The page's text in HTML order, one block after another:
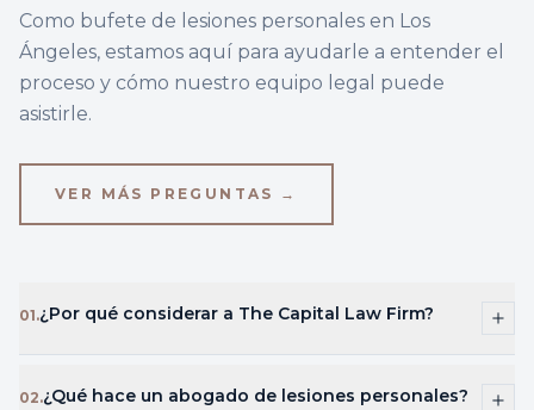
Como bufete de lesiones personales en Los
Ángeles, estamos aquí para ayudarle a entender el
proceso y cómo nuestro equipo legal puede
asistirle.
VER MÁS PREGUNTAS →
01.¿Por qué considerar a The Capital Law Firm?
02.¿Qué hace un abogado de lesiones personales?